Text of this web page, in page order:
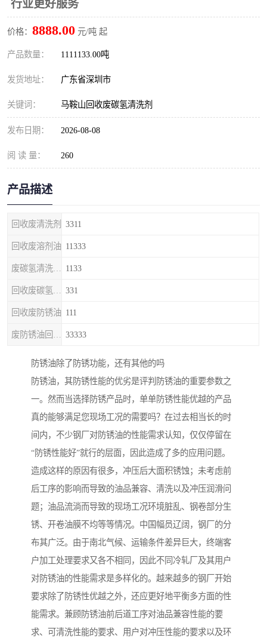
行业更好服务
价格： 8888.00 元/吨 起
产品数量： 1111133.00吨
发货地址： 广东省深圳市
关键词： 马鞍山回收废碳氢清洗剂
发布日期： 2026-08-08
阅 读 量： 260
产品描述
回收废清洗剂 3311
回收废溶剂油 11333
1133
331
回收废防锈油 111
33333
防锈油除了防锈功能，还有其他的吗
防锈油，其防锈性能的优劣是评判防锈油的重要参数之
一。然而当选择防锈产品时，单单防锈性能优越的产品
真的能够满足您现场工况的需要吗？在过去相当长的时
间内，不少钢厂对防锈油的性能需求认知，仅仅停留在
“防锈性能好”就行的层面，因此造成了多的应用问题。
造成这样的原因有很多，冲压后大面积锈蚀；未考虑前
后工序的影响而导致的油品兼容、清洗以及冲压润滑问
题；油品流淌而导致的现场工况环境脏乱、钢卷部分生
锈、开卷油膜不均等等情况。中国幅员辽阔，钢厂的分
布其广泛。由于南北气候、运输条件差异巨大，终端客
户加工处理要求又各不相同，因此不同冷轧厂及其用户
对防锈油的性能需求是多样化的。越来越多的钢厂开始
要求除了防锈性优越之外，还应更好地平衡多方面的性
能需求。兼顾防锈油前后道工序对油品兼容性能的要
求、可清洗性能的要求、用户对冲压性能的要求以及环